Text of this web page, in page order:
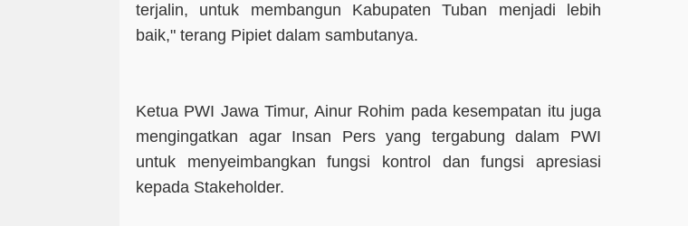
terjalin, untuk membangun Kabupaten Tuban menjadi lebih
baik," terang Pipiet dalam sambutanya.
Ketua PWI Jawa Timur, Ainur Rohim pada kesempatan itu juga
mengingatkan agar Insan Pers yang tergabung dalam PWI
untuk menyeimbangkan fungsi kontrol dan fungsi apresiasi
kepada Stakeholder.